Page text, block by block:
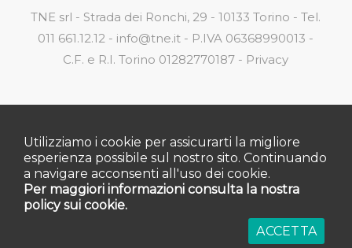
TNE srl - Strada dei Ronchi, 29 - 10133 Torino - Tel.
011 661.12.12 - info@tne.it - P.IVA 06368990013 -
C.F. e R.I. Torino 01282770187 - Privacy
Utilizziamo i cookie per assicurarti la migliore
esperienza possibile sul nostro sito. Continuando
a navigare acconsenti all'uso dei cookie.
Per maggiori informazioni consulta la nostra
policy sui cookie.
ACCETTA